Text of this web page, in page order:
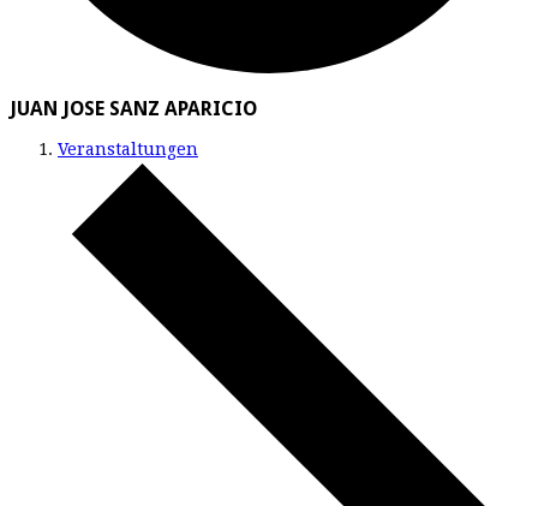
JUAN JOSE SANZ APARICIO
Veranstaltungen